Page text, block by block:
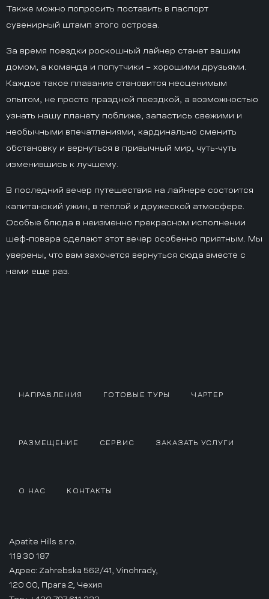
Также можно попросить поставить в паспорт
сувенирный штамп этого острова.
За время поездки роскошный лайнер станет вашим
домом, а команда и попутчики – хорошими друзьями.
Каждое такое плавание становится неоценимым
опытом, не просто праздной поездкой, а возможностью
узнать нашу планету поближе, запастись свежими и
необычными впечатлениями, кардинально сменить
обстановку и вернуться в привычный мир, чуть-чуть
изменившись к лучшему.
В последний вечер путешествия на лайнере состоится
капитанский ужин, в тёплой и дружеской атмосфере.
Особые блюда в неизменно прекрасном исполнении
шеф-повара сделают этот вечер особенно приятным. Мы
уверены, что вам захочется вернуться сюда вместе с
нами еще раз.
НАПРАВЛЕНИЯ ГОТОВЫЕ ТУРЫ ЧАРТЕР
РАЗМЕЩЕНИЕ СЕРВИС ЗАКАЗАТЬ УСЛУГИ
О НАС КОНТАКТЫ
Apatite Hills s.r.o.
119 30 187
Адрес: Zahrebska 562/41, Vinohrady,
120 00, Прага 2, Чехия